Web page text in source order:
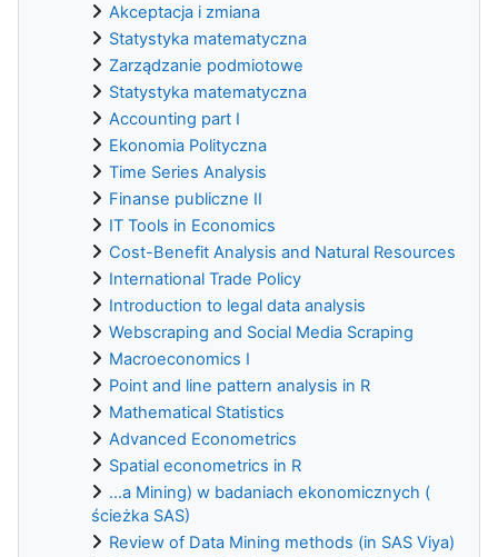
Akceptacja i zmiana
Statystyka matematyczna
Zarządzanie podmiotowe
Statystyka matematyczna
Accounting part I
Ekonomia Polityczna
Time Series Analysis
Finanse publiczne II
IT Tools in Economics
Cost-Benefit Analysis and Natural Resources
International Trade Policy
Introduction to legal data analysis
Webscraping and Social Media Scraping
Macroeconomics I
Point and line pattern analysis in R
Mathematical Statistics
Advanced Econometrics
Spatial econometrics in R
...a Mining) w badaniach ekonomicznych (
ścieżka SAS)
Review of Data Mining methods (in SAS Viya)